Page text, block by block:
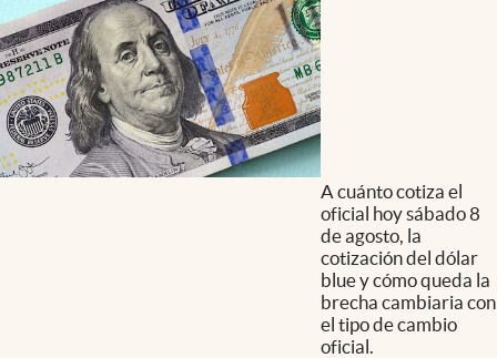
A cuánto cotiza el
oficial hoy sábado 8
de agosto, la
cotización del dólar
blue y cómo queda la
brecha cambiaria con
el tipo de cambio
oficial.